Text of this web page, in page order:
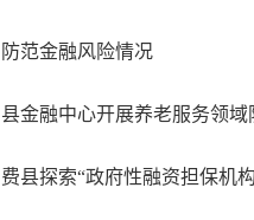
防范金融风险情况
县金融中心开展养老服务领
费县探索“政府性融资担保机